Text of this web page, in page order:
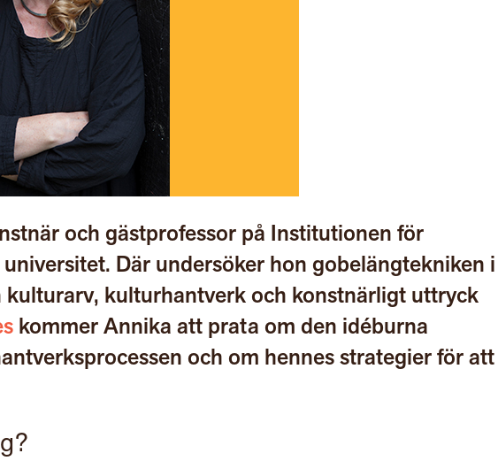
och gästprofessor på Institutionen för
Där undersöker hon gobelängtekniken i
kulturhantverk och konstnärligt uttryck
kommer Annika att prata om den idéburna
och om hennes strategier för att